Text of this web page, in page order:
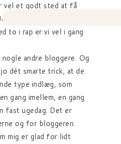
vel et godt sted at få
udgav i øvrigt også
to i rap er vi vel i gang
andre bloggere. Og
dét smarte trick, at de
type indlæg, som
gang imellem, en gang
fast ugedag. Det er
og for bloggeren.
mig er glad for lidt